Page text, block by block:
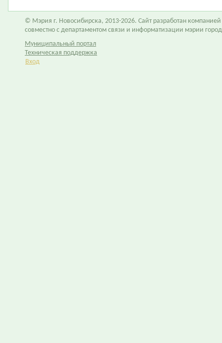
© Мэрия г. Новосибирска, 2013-2026. Сайт разработан компанией
совместно с департаментом связи и информатизации мэрии
Муниципальный портал
Техническая поддержка
Вход